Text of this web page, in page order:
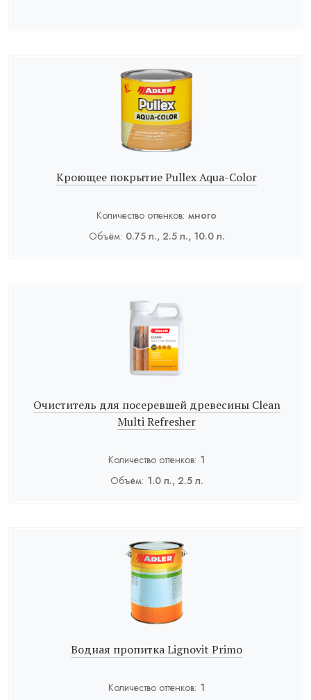
Кроющее покрытие Pullex Aqua-Color
Количество оттенков: много
Объём: 0.75 л., 2.5 л., 10.0 л.
Очиститель для посеревшей древесины Clean
Multi Refresher
Количество оттенков: 1
Объём: 1.0 л., 2.5 л.
Водная пропитка Lignovit Primo
Количество оттенков: 1